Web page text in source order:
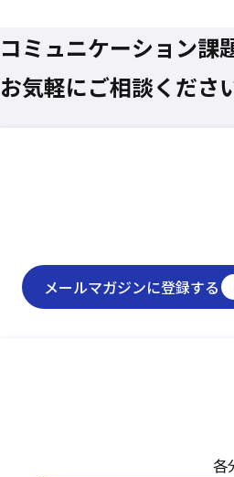
コミュニケーション課
お気軽にご相談くださ
メールマガジンに登録する
各